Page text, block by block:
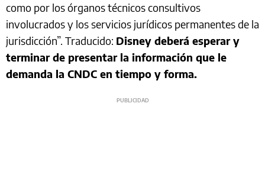
como por los órganos técnicos consultivos
involucrados y los servicios jurídicos permanentes de la
jurisdicción”. Traducido: Disney deberá esperar y
terminar de presentar la información que le
demanda la CNDC en tiempo y forma.